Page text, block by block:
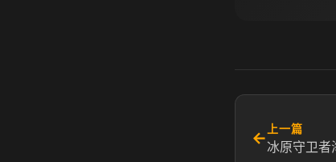
← 上一篇
冰原守卫者